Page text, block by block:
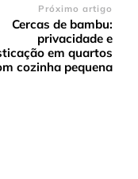
Próximo artigo
Cercas de bambu:
privacidade e
em quartos
cozinha pequena